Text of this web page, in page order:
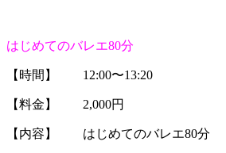
はじめてのバレエ80分
【時間】 12:00〜13:20
【料金】 2,000円
【内容】 はじめてのバレエ80分